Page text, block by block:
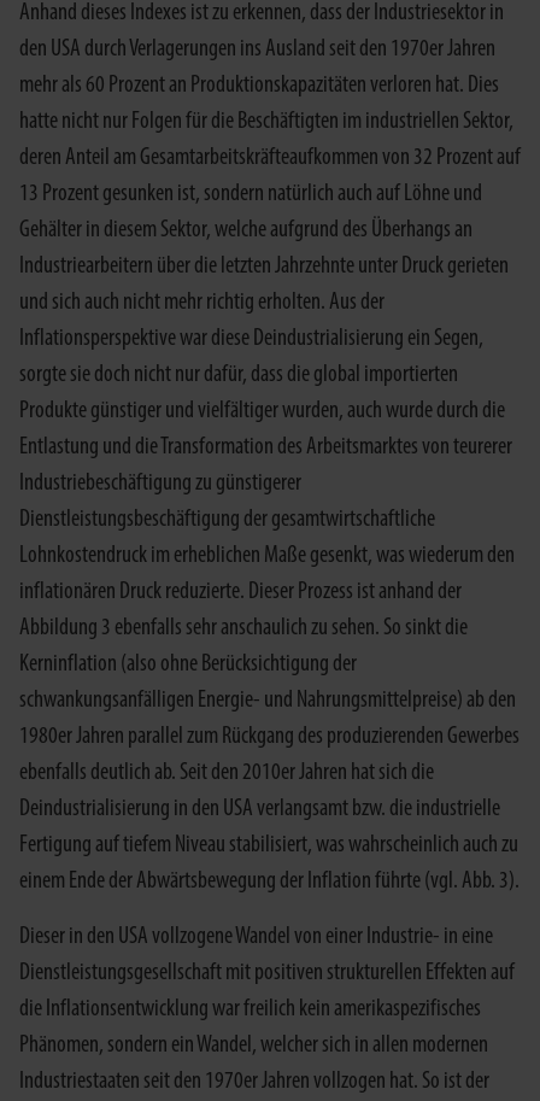
Anhand dieses Indexes ist zu erkennen, dass der Industriesektor in
den USA durch Verlagerungen ins Ausland seit den 1970er Jahren
mehr als 60 Prozent an Produktionskapazitäten verloren hat. Dies
hatte nicht nur Folgen für die Beschäftigten im industriellen Sektor,
deren Anteil am Gesamtarbeitskräfteaufkommen von 32 Prozent auf
13 Prozent gesunken ist, sondern natürlich auch auf Löhne und
Gehälter in diesem Sektor, welche aufgrund des Überhangs an
Industriearbeitern über die letzten Jahrzehnte unter Druck gerieten
und sich auch nicht mehr richtig erholten. Aus der
Inflationsperspektive war diese Deindustrialisierung ein Segen,
sorgte sie doch nicht nur dafür, dass die global importierten
Produkte günstiger und vielfältiger wurden, auch wurde durch die
Entlastung und die Transformation des Arbeitsmarktes von teurerer
Industriebeschäftigung zu günstigerer
Dienstleistungsbeschäftigung der gesamtwirtschaftliche
Lohnkostendruck im erheblichen Maße gesenkt, was wiederum den
inflationären Druck reduzierte. Dieser Prozess ist anhand der
Abbildung 3 ebenfalls sehr anschaulich zu sehen. So sinkt die
Kerninflation (also ohne Berücksichtigung der
schwankungsanfälligen Energie- und Nahrungsmittelpreise) ab den
1980er Jahren parallel zum Rückgang des produzierenden Gewerbes
ebenfalls deutlich ab. Seit den 2010er Jahren hat sich die
Deindustrialisierung in den USA verlangsamt bzw. die industrielle
Fertigung auf tiefem Niveau stabilisiert, was wahrscheinlich auch zu
einem Ende der Abwärtsbewegung der Inflation führte (vgl. Abb. 3).
Dieser in den USA vollzogene Wandel von einer Industrie- in eine
Dienstleistungsgesellschaft mit positiven strukturellen Effekten auf
die Inflationsentwicklung war freilich kein amerikaspezifisches
Phänomen, sondern ein Wandel, welcher sich in allen modernen
Industriestaaten seit den 1970er Jahren vollzogen hat. So ist der